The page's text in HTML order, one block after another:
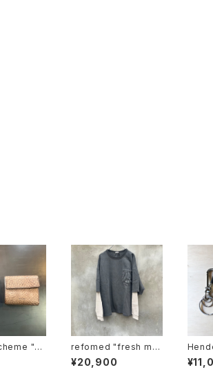
"cl
refomed "fresh ma
n l/s tee"
¥20,900